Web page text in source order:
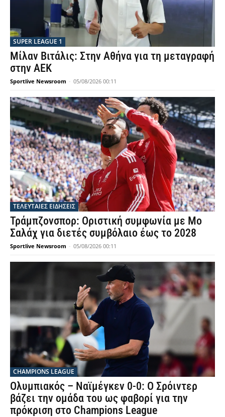
SUPER LEAGUE 1
Μίλαν Βιτάλις: Στην Αθήνα για τη μεταγραφή
στην ΑΕΚ
Sportlive Newsroom - 05/08/2026 00:11
ΤΕΛΕΥΤΑΙΕΣ ΕΙΔΗΣΕΙΣ
Τράμπζονσπορ: Οριστική συμφωνία με Μο
Σαλάχ για διετές συμβόλαιο έως το 2028
Sportlive Newsroom - 05/08/2026 00:11
CHAMPIONS LEAGUE
Ολυμπιακός – Ναϊμέγκεν 0-0: Ο Σρόιντερ
βάζει την ομάδα του ως φαβορί για την
πρόκριση στο Champions League